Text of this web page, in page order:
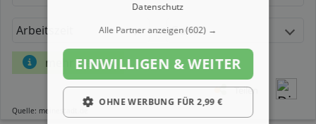
Arbeitszeit Gehalt
mehr Details
Teilen
Quelle: meinestadt.de
Datenschutz
Alle Partner anzeigen(602) →
EINWILLIGEN & WEITER
OHNE WERBUNG FÜR 2,99 €